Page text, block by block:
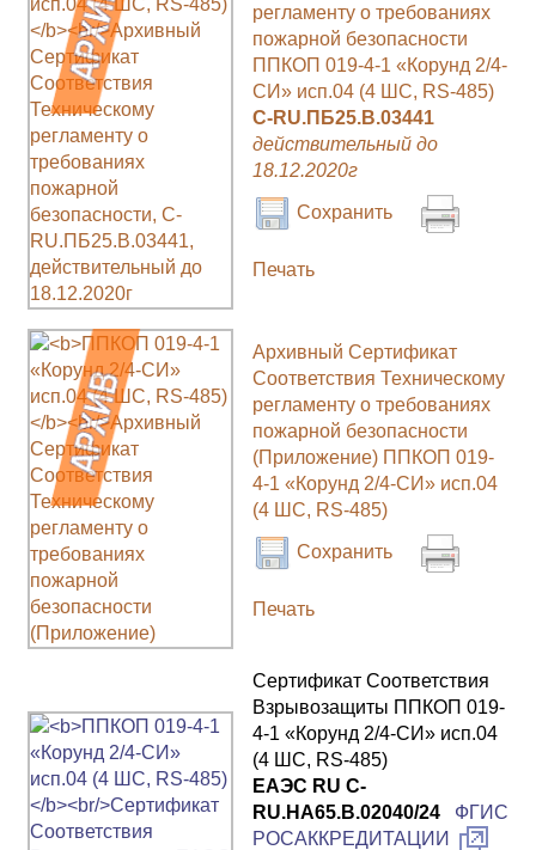
регламенту о требованиях
пожарной безопасности
ППКОП 019-4-1 «Корунд 2/4-
СИ» исп.04 (4 ШС, RS-485)
C-RU.ПБ25.В.03441
действительный до
18.12.2020г
Сохранить
Печать
Архивный Сертификат
Соответствия Техническому
регламенту о требованиях
пожарной безопасности
(Приложение) ППКОП 019-
4-1 «Корунд 2/4-СИ» исп.04
(4 ШС, RS-485)
Сохранить
Печать
Сертификат Соответствия
Взрывозащиты ППКОП 019-
4-1 «Корунд 2/4-СИ» исп.04
(4 ШС, RS-485)
ЕАЭС RU С-
RU.НА65.В.02040/24
ФГИС
РОСАККРЕДИТАЦИИ